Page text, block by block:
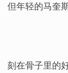
但年轻的马奎
刻在骨子里的